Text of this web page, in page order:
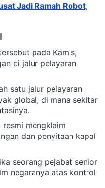
Jadi Ramah Robot,
pada Kamis,
di jalur pelayaran
satu jalur pelayaran
global, di mana sekitar
resmi mengklaim
dan penyitaan kapal
seorang pejabat senior
negaranya atas kontrol